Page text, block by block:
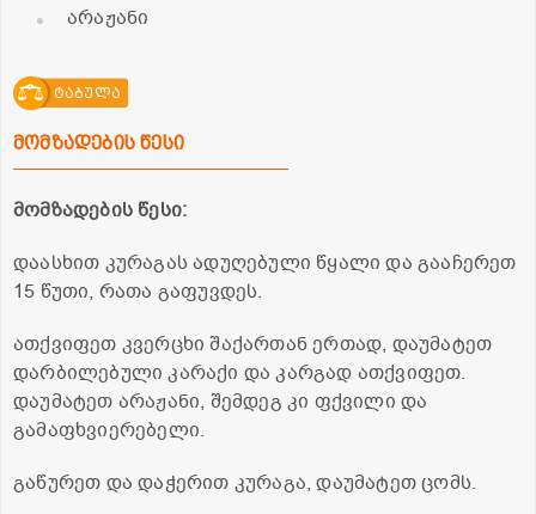
არაჟანი
ტაბულა
მომზადების წესი
მომზადების წესი:
დაასხით კურაგას ადუღებული წყალი და გააჩერეთ
15 წუთი, რათა გაფუვდეს.
ათქვიფეთ კვერცხი შაქართან ერთად, დაუმატეთ
დარბილებული კარაქი და კარგად ათქვიფეთ.
დაუმატეთ არაჟანი, შემდეგ კი ფქვილი და
გამაფხვიერებელი.
გაწურეთ და დაჭერით კურაგა, დაუმატეთ ცომს.